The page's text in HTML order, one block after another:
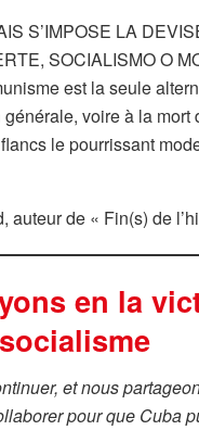
S’IMPOSE LA
SOCIALISMO O
est la seule
voire à la mort
le pourrissant
auteur de « Fin(s) de
en la
et nous
pour que Cuba